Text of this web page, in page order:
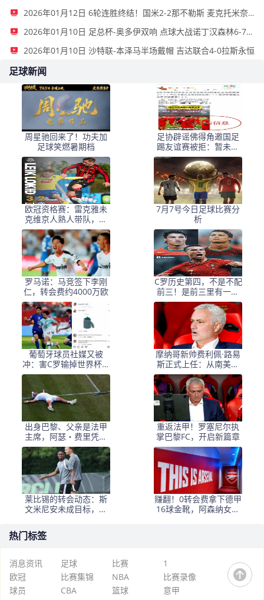
2026年01月12日 6轮连胜终结！国米2-2那不勒斯 麦克托米奈双响恰20点射孔蒂染红
2026年01月10日 足总杯-奥多伊双响 点球大战诺丁汉森林6-7雷克瑟姆
2026年01月10日 沙特联-本泽马半场戴帽 吉达联合4-0拉斯永恒
足球新闻
周星驰回来了！功夫加
足球笑燃暑期档
足协辟谣佛得角邀国足
踢友谊赛被拒：暂未收
到对方书面函件
欧冠资格赛：雷克雅未
克维京人熟人带队，杰
尔涅槃重生主帅被挖角
7月7号今日足球比赛分
析
罗马诺：马竞签下李刚
仁，转会费约4000万欧
C罗历史第四，不是不配
前三！是前三里有一个
人，他一生都赢不了
葡萄牙球员社媒又被
冲：害C罗输掉世界杯！
应该是你而不是若塔
摩纳哥新帅费利佩·路易
斯正式上任：从南美最
佳教练到法甲新篇章的
启航
出身巴黎、父亲是法甲
主席，阿瑟・费里凭外
卡惊艳全英俱乐部
重返法甲！罗塞尼尔执
掌巴黎FC，开启新篇章
莱比锡的转会动态：斯
文米尼安未成目标，德
赚翻！0转会费拿下德甲
16球金靴，阿森纳女足
热门标签
消息资讯 足球 比赛
1
欧冠
比赛集锦 NBA
比赛录像
球员
CBA 篮球
意甲